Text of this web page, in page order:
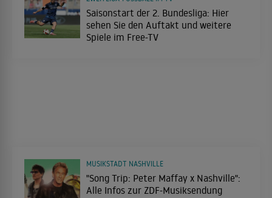
Saisonstart der 2. Bundesliga: Hier
sehen Sie den Auftakt und weitere
Spiele im Free-TV
"Song Trip: Peter Maffay x Nashville":
Alle Infos zur ZDF-Musiksendung
MUSIKSTADT NASHVILLE